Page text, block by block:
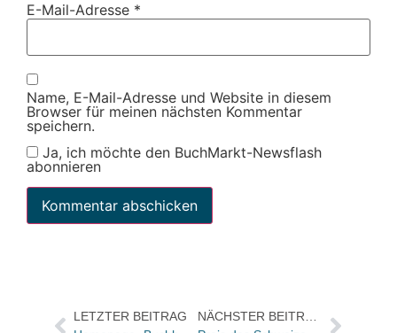
E-Mail-Adresse *
Name, E-Mail-Adresse und Website in diesem
Browser für meinen nächsten Kommentar
speichern.
Ja, ich möchte den BuchMarkt-Newsflash
abonnieren
LETZTER BEITRAG